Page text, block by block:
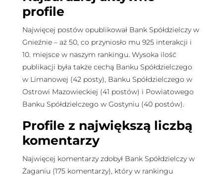
profile
Najwięcej postów opublikował Bank Spółdzielczy w
Gnieźnie – aż 50, co przyniosło mu 925 interakcji i
10. miejsce w naszym rankingu. Wysoka ilość
publikacji była także cechą Banku Spółdzielczego
w Limanowej (42 posty), Banku Spółdzielczego w
Ostrowi Mazowieckiej (41 postów) i Powiatowego
Banku Spółdzielczego w Gostyniu (40 postów).
Profile z największą liczbą
komentarzy
Najwięcej komentarzy zdobył Bank Spółdzielczy w
Żaganiu (175 komentarzy), który w rankingu